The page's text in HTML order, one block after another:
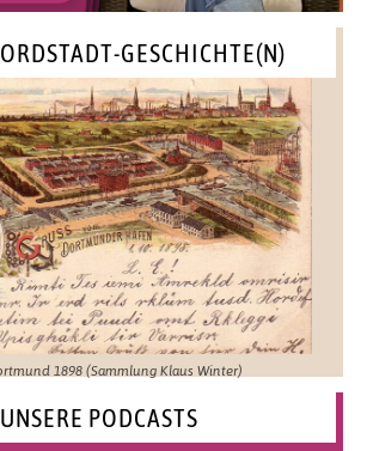
GESCHICHTE(N)
1898 (Sammlung Klaus Winter)
UNSERE PODCASTS